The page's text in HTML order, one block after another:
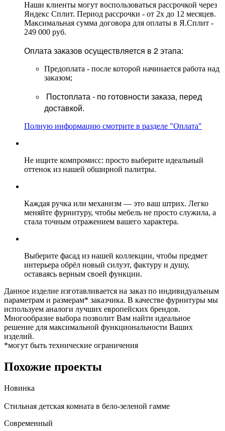
Наши клиенты могут воспользоваться рассрочкой через
Яндекс Сплит. Период рассрочки - от 2х до 12 месяцев.
Максимальная сумма договора для оплаты в Я.Сплит -
249 000 руб.
Оплата заказов осуществляется в 2 этапа:
Предоплата - после которой начинается работа над
заказом;
Постоплата - по готовности заказа, перед
доставкой.
Полную информацию смотрите в разделе "Оплата"
Не ищите компромисс: просто выберите идеальный
оттенок из нашей обширной палитры.
Каждая ручка или механизм — это ваш штрих. Легко
меняйте фурнитуру, чтобы мебель не просто служила, а
стала точным отражением вашего характера.
Выберите фасад из нашей коллекции, чтобы предмет
интерьера обрёл новый силуэт, фактуру и душу,
оставаясь верным своей функции.
Данное изделие изготавливается на заказ по индивидуальным
параметрам и размерам* заказчика. В качестве фурнитуры мы
используем аналоги лучших европейских брендов.
Многообразие выбора позволит Вам найти идеальное
решение для максимальной функциональности Ваших
изделий.
*могут быть технические ограничения
Похожие проекты
Новинка
Стильная детская комната в бело-зеленой гамме
Современный